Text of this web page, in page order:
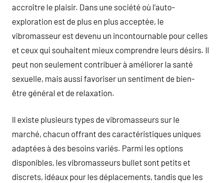
accroître le plaisir. Dans une société où l’auto-
exploration est de plus en plus acceptée, le
vibromasseur est devenu un incontournable pour celles
et ceux qui souhaitent mieux comprendre leurs désirs. Il
peut non seulement contribuer à améliorer la santé
sexuelle, mais aussi favoriser un sentiment de bien-
être général et de relaxation.
Il existe plusieurs types de vibromasseurs sur le
marché, chacun offrant des caractéristiques uniques
adaptées à des besoins variés. Parmi les options
disponibles, les vibromasseurs bullet sont petits et
discrets, idéaux pour les déplacements, tandis que les